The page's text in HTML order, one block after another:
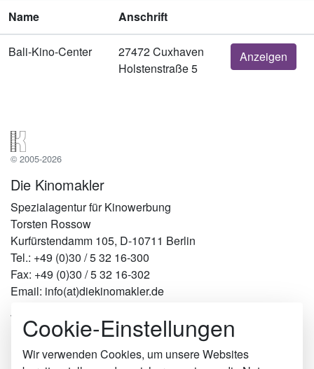
Name Anschrift
Bali-Kino-Center
27472 Cuxhaven
Holstenstraße 5
Anzeigen
© 2005-2026
Die Kinomakler
Spezialagentur für Kinowerbung
Torsten Rossow
Kurfürstendamm 105, D-10711 Berlin
Tel.: +49 (0)30 / 5 32 16-300
Fax: +49 (0)30 / 5 32 16-302
Email: info(at)diekinomakler.de
Werben in Städten
Berlin
Hamburg
Cookie-Einstellungen
Wir verwenden Cookies, um unsere Websites